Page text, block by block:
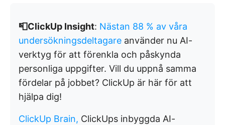
📮ClickUp Insight: Nästan 88 % av våra
undersökningsdeltagare använder nu AI-
verktyg för att förenkla och påskynda
personliga uppgifter. Vill du uppnå samma
fördelar på jobbet? ClickUp är här för att
hjälpa dig!
ClickUp Brain, ClickUps inbyggda AI-